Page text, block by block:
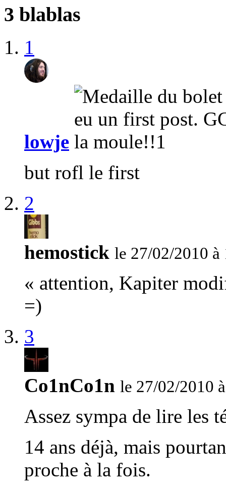
3 blablas
1
lowje
but rofl le first
2
hemostick le 27/02/2010 à
« attention, Kapiter
=)
3
Co1nCo1n le 27/02/2010
Assez sympa de lire les
14 ans déjà, mais
proche à la fois.